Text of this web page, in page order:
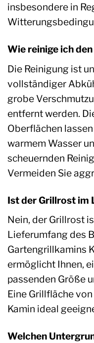
insbesondere in
Wie reinige ich
Die Reinigung ist
vollständiger
grobe
entfernt werden.
Oberflächen
warmem Wasser
scheuernden
Vermeiden Sie
Ist der Grillrost im
Nein, der Grillrost
Lieferumfang des
Gartengrillkamins
ermöglicht Ihnen,
passenden Größe
Eine Grillfläche
Kamin ideal
Welchen